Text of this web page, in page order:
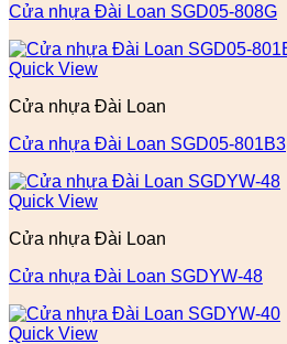
Cửa nhựa Đài Loan SGD05-808G
Quick View
Cửa nhựa Đài Loan
Cửa nhựa Đài Loan SGD05-801B3
Quick View
Cửa nhựa Đài Loan
Cửa nhựa Đài Loan SGDYW-48
Quick View